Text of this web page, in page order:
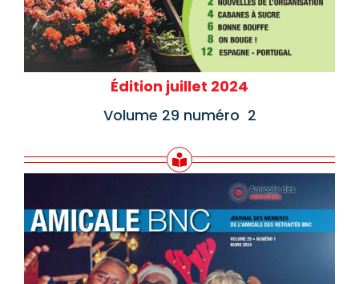
Édition juillet 2024
Volume 29 numéro 2